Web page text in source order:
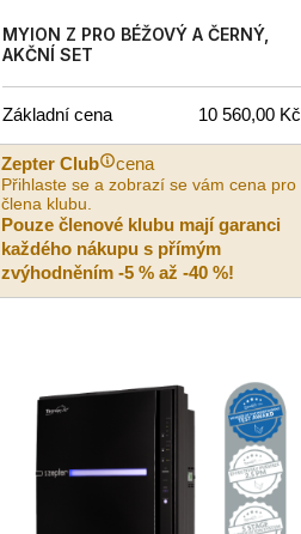
MYION Z PRO BÉŽOVÝ A ČERNÝ,
AKČNÍ SET
Základní cena 10 560,00 Kč
Zepter Club cena
Přihlaste se a zobrazí se vám cena pro
člena klubu.
Pouze členové klubu mají garanci
každého nákupu s přímým
zvýhodněním -5 % až -40 %!